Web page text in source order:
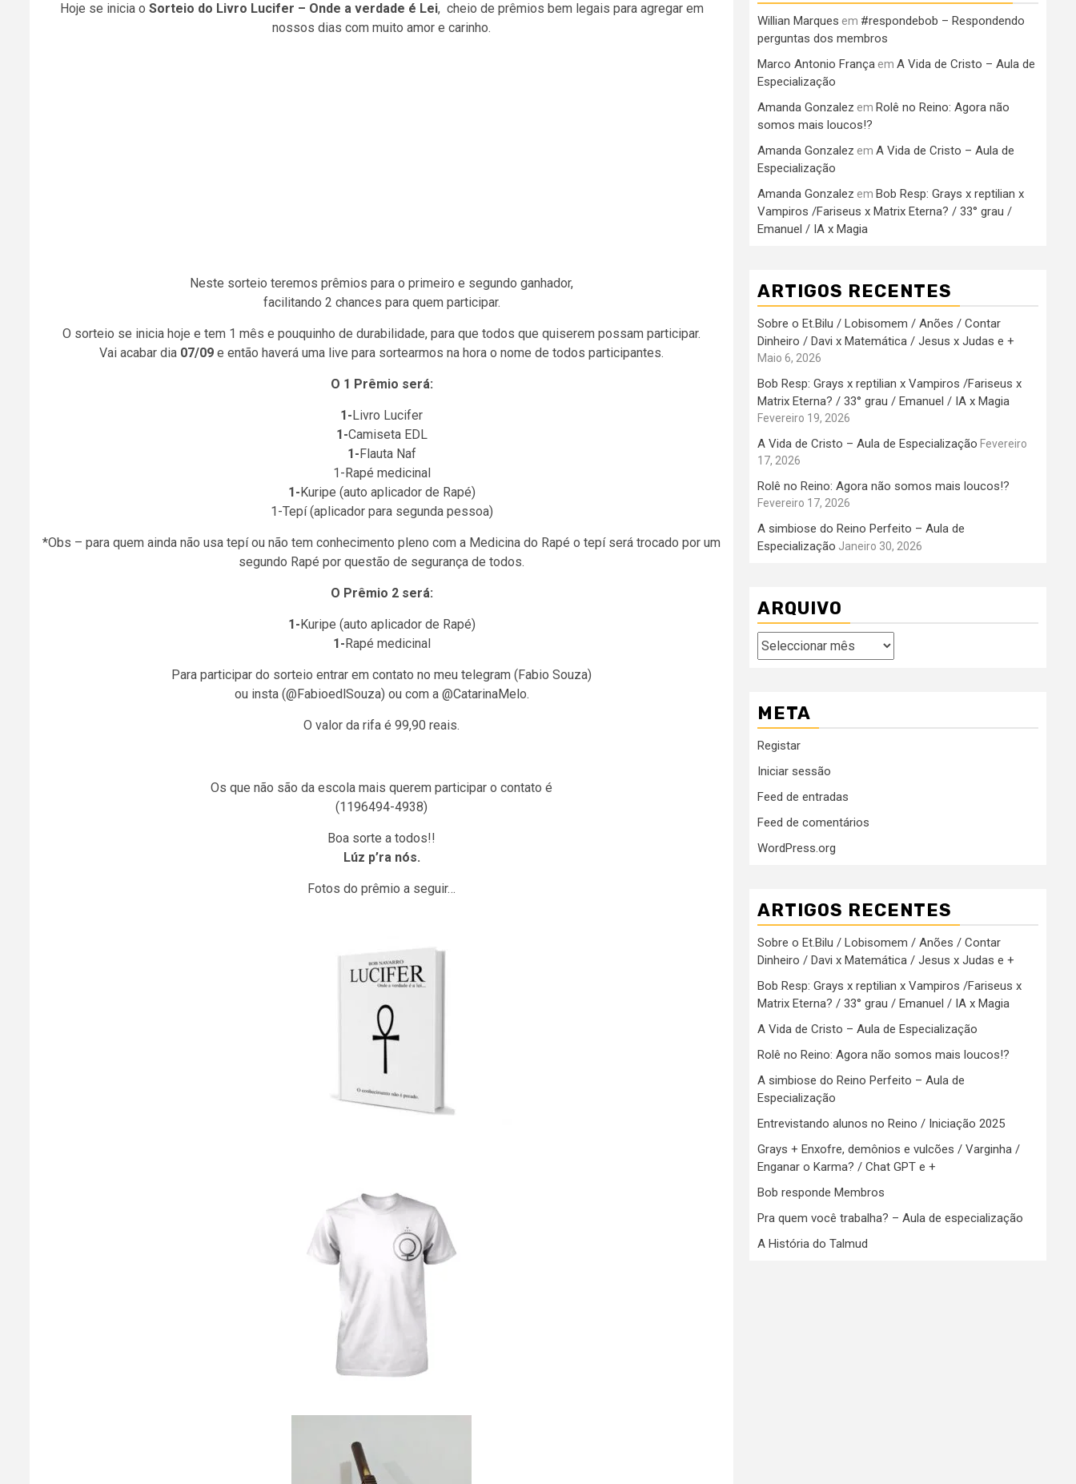
Hoje se inicia o Sorteio do Livro Lucifer – Onde a verdade é Lei, cheio de prêmios bem legais para agregar em
nossos dias com muito amor e carinho.
Neste sorteio teremos prêmios para o primeiro e segundo ganhador,
facilitando 2 chances para quem participar.
O sorteio se inicia hoje e tem 1 mês e pouquinho de durabilidade, para que todos que quiserem possam participar.
Vai acabar dia 07/09 e então haverá uma live para sortearmos na hora o nome de todos participantes.
O 1 Prêmio será:
1- Livro Lucifer
1-Camiseta EDL
1- Flauta Naf
1-Rapé medicinal
1- Kuripe (auto aplicador de Rapé)
1-Tepí (aplicador para segunda pessoa)
*Obs – para quem ainda não usa tepí ou não tem conhecimento pleno com a Medicina do Rapé o tepí será trocado por um
segundo Rapé por questão de segurança de todos.
O Prêmio 2 será:
1- Kuripe (auto aplicador de Rapé)
1- Rapé medicinal
Para participar do sorteio entrar em contato no meu telegram (Fabio Souza)
ou insta (@FabioedlSouza) ou com a @CatarinaMelo.
O valor da rifa é 99,90 reais.
Os que não são da escola mais querem participar o contato é
(1196494-4938)
Boa sorte a todos!!
Lúz p’ra nós.
Fotos do prêmio a seguir…
Willian Marques em #respondebob – Respondendo
perguntas dos membros
Marco Antonio França em A Vida de Cristo – Aula de
Especialização
Amanda Gonzalez em Rolê no Reino: Agora não
somos mais loucos!?
Amanda Gonzalez em A Vida de Cristo – Aula de
Especialização
Amanda Gonzalez em Bob Resp: Grays x reptilian x
Vampiros /Fariseus x Matrix Eterna? / 33° grau /
Emanuel / IA x Magia
ARTIGOS RECENTES
Sobre o Et.Bilu / Lobisomem / Anões / Contar
Dinheiro / Davi x Matemática / Jesus x Judas e +
Maio 6, 2026
Bob Resp: Grays x reptilian x Vampiros /Fariseus x
Matrix Eterna? / 33° grau / Emanuel / IA x Magia
Fevereiro 19, 2026
A Vida de Cristo – Aula de Especialização Fevereiro
17, 2026
Rolê no Reino: Agora não somos mais loucos!?
Fevereiro 17, 2026
A simbiose do Reino Perfeito – Aula de
Especialização Janeiro 30, 2026
ARQUIVO
Arquivo
META
Registar
Iniciar sessão
Feed de entradas
Feed de comentários
WordPress.org
ARTIGOS RECENTES
Sobre o Et.Bilu / Lobisomem / Anões / Contar
Dinheiro / Davi x Matemática / Jesus x Judas e +
Bob Resp: Grays x reptilian x Vampiros /Fariseus x
Matrix Eterna? / 33° grau / Emanuel / IA x Magia
A Vida de Cristo – Aula de Especialização
Rolê no Reino: Agora não somos mais loucos!?
A simbiose do Reino Perfeito – Aula de
Especialização
Entrevistando alunos no Reino / Iniciação 2025
Grays + Enxofre, demônios e vulcões / Varginha /
Enganar o Karma? / Chat GPT e +
Bob responde Membros
Pra quem você trabalha? – Aula de especialização
A História do Talmud